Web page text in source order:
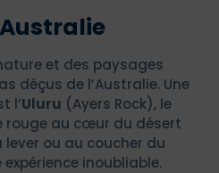
et des paysages
déçus de l’Australie. Une
l’Uluru (Ayers Rock), le
au cœur du désert
ou au coucher du
inoubliable.